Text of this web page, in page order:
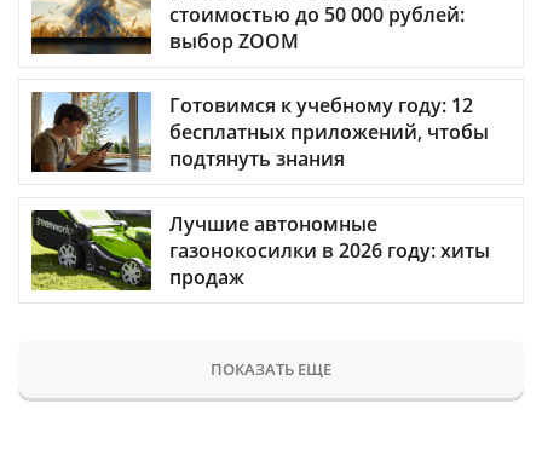
стоимостью до 50 000 рублей:
выбор ZOOM
Готовимся к учебному году: 12
бесплатных приложений, чтобы
подтянуть знания
Лучшие автономные
газонокосилки в 2026 году: хиты
продаж
ПОКАЗАТЬ ЕЩЕ